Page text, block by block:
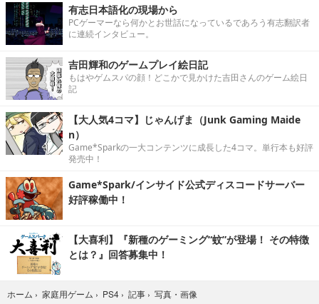
有志日本語化の現場から
PCゲーマーなら何かとお世話になっているであろう有志翻訳者
に連続インタビュー。
吉田輝和のゲームプレイ絵日記
もはやゲムスパの顔！どこかで見かけた吉田さんのゲーム絵日
記
【大人気4コマ】じゃんげま（Junk Gaming Maide
n）
Game*Sparkの一大コンテンツに成長した4コマ。単行本も好評
発売中！
Game*Spark/インサイド公式ディスコードサーバー
好評稼働中！
【大喜利】『新種のゲーミング“蚊”が登場！ その特徴
とは？』回答募集中！
ホーム › 家庭用ゲーム › PS4 › 記事 › 写真・画像